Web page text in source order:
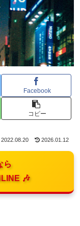
Facebook
コピー
2022.08.20 2026.01.12
ら
🎶